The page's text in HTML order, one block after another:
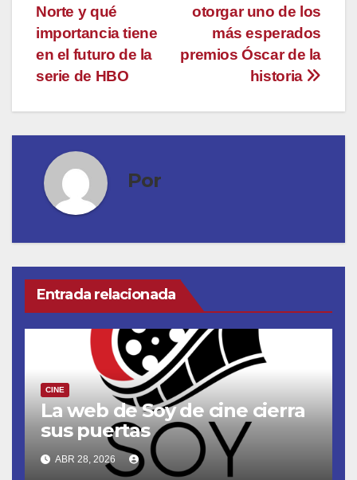
otorgar uno de los
más esperados
premios Óscar de la
historia
Norte y qué
importancia tiene
en el futuro de la
serie de HBO
Por
Entrada relacionada
CINE
La web de Soy de cine cierra
sus puertas
ABR 28, 2026